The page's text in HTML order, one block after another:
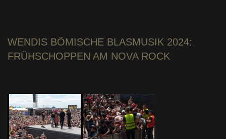
WENDIS BÖMISCHE BLASMUSIK 2024:
FRÜHSCHOPPEN AM NOVA ROCK